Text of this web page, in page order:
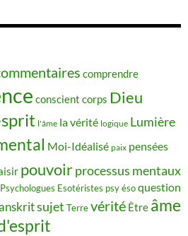
comprendre
conscient corps Dieu
l'âme la vérité logique Lumière
Moi-Idéalisé paix pensées
pouvoirprocessus mentaux
Psychologues Esotéristes psy ésoquestion
sujet Terrevérité Être âme